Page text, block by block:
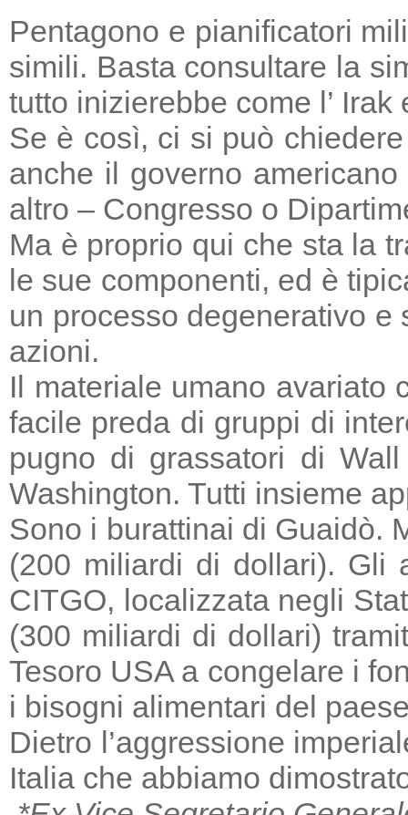
Pentagono e pianificatori
simili. Basta consultare la
tutto inizierebbe come l’
Se è così, ci si può
anche il governo
altro – Congresso o
Ma è proprio qui che sta la
le sue componenti, ed è
un processo degenerativo
azioni.
Il materiale umano avariato
facile preda di gruppi di
pugno di grassatori di
Washington. Tutti insieme
Sono i burattinai di Guaidò.
(200 miliardi di dollari). Gli
CITGO, localizzata negli
(300 miliardi di dollari)
Tesoro USA a congelare i
i bisogni alimentari del
Dietro l’aggressione
Italia che abbiamo